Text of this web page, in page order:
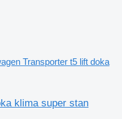
Transporter t5 lift doka
klima super stan